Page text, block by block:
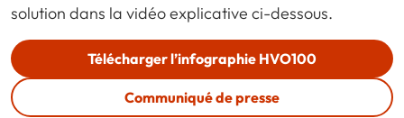
solution dans la vidéo explicative ci-dessous.
Télécharger l’infographie HVO100
Communiqué de presse